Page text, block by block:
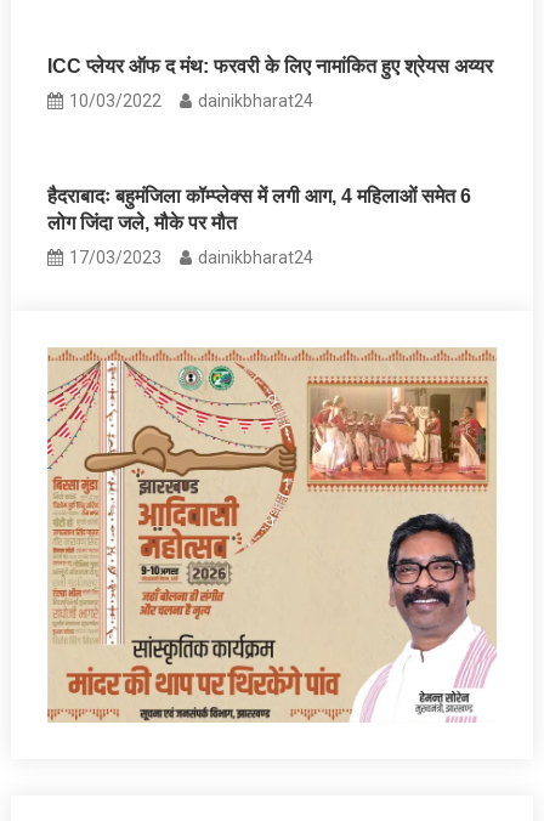
ICC प्लेयर ऑफ द मंथ: फरवरी के लिए नामांकित हुए श्रेयस अय्यर
10/03/2022 dainikbharat24
हैदराबादः बहुमंजिला कॉम्प्लेक्स में लगी आग, 4 महिलाओं समेत 6
लोग जिंदा जले, मौके पर मौत
17/03/2023 dainikbharat24